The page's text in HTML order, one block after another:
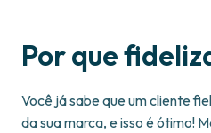
Por que
Você já sabe que um cliente
da sua marca, e isso é ótimo!